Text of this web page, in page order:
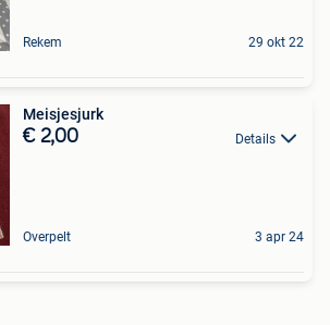
Rekem 29 okt 22
Meisjesjurk
€ 2,00 Details
Overpelt 3 apr 24